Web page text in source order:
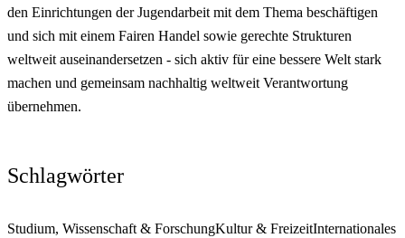
den Einrichtungen der Jugendarbeit mit dem Thema beschäftigen
und sich mit einem Fairen Handel sowie gerechte Strukturen
weltweit auseinandersetzen - sich aktiv für eine bessere Welt stark
machen und gemeinsam nachhaltig weltweit Verantwortung
übernehmen.
Schlagwörter
Studium, Wissenschaft & ForschungKultur & FreizeitInternationales